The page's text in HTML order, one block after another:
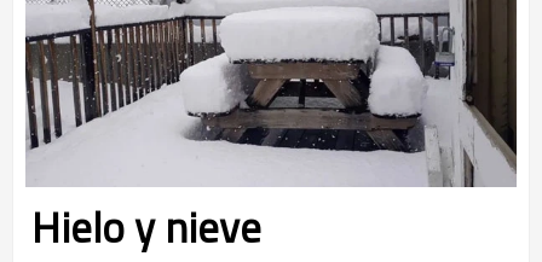
Hielo y nieve